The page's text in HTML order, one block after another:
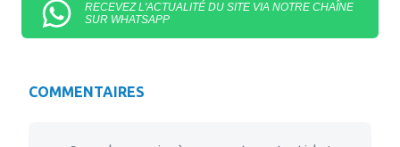
RECEVEZ L'ACTUALITÉ DU SITE VIA NOTRE CHAÎNE
SUR WHATSAPP
COMMENTAIRES